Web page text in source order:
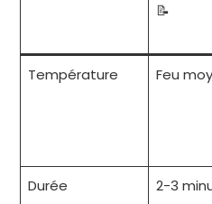
📝
Température Feu
Durée
2-3